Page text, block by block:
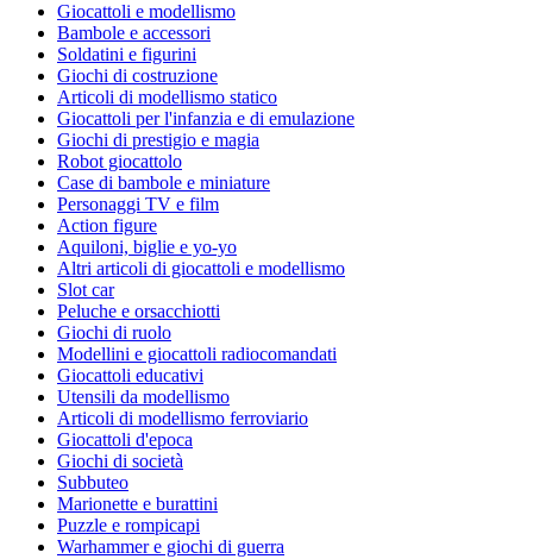
Giocattoli e modellismo
Bambole e accessori
Soldatini e figurini
Giochi di costruzione
Articoli di modellismo statico
Giocattoli per l'infanzia e di emulazione
Giochi di prestigio e magia
Robot giocattolo
Case di bambole e miniature
Personaggi TV e film
Action figure
Aquiloni, biglie e yo-yo
Altri articoli di giocattoli e modellismo
Slot car
Peluche e orsacchiotti
Giochi di ruolo
Modellini e giocattoli radiocomandati
Giocattoli educativi
Utensili da modellismo
Articoli di modellismo ferroviario
Giocattoli d'epoca
Giochi di società
Subbuteo
Marionette e burattini
Puzzle e rompicapi
Warhammer e giochi di guerra